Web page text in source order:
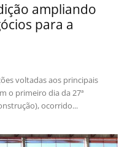
ampliando
para a
voltadas aos principais
o primeiro dia da 27ª
ocorrido...